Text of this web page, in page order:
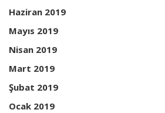
Haziran 2019
Mayıs 2019
Nisan 2019
Mart 2019
Şubat 2019
Ocak 2019